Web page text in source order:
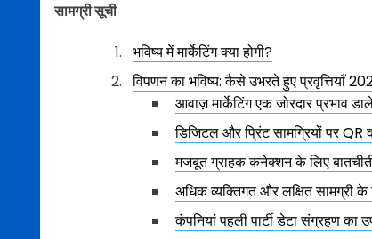
सामग्री सूची
भविष्य में मार्केटिंग क्या होगी?
विपणन का भविष्य: कैसे उभरते हुए प्रवृत्तियाँ
आवाज़ मार्केटिंग एक जोरदार प्रभाव
डिजिटल और प्रिंट सामग्रियों पर QR
मजबूत ग्राहक कनेक्शन के लिए
अधिक व्यक्तिगत और लक्षित सामग्री
कंपनियां पहली पार्टी डेटा संग्रहण